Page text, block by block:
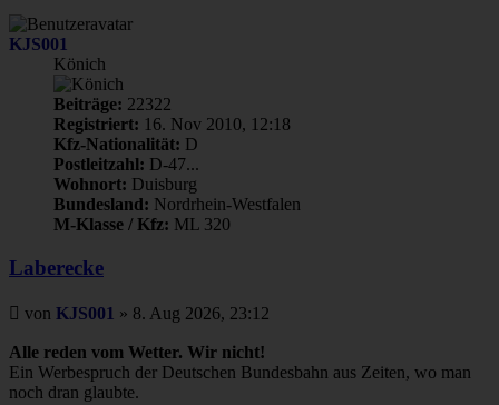
KJS001
Könich
Beiträge: 22322
Registriert: 16. Nov 2010, 12:18
Kfz-Nationalität: D
Postleitzahl: D-47...
Wohnort: Duisburg
Bundesland: Nordrhein-Westfalen
M-Klasse / Kfz: ML 320
Laberecke
Beitrag
von KJS001 » 8. Aug 2026, 23:12
Alle reden vom Wetter. Wir nicht!
Ein Werbespruch der Deutschen Bundesbahn aus Zeiten, wo man
noch dran glaubte.